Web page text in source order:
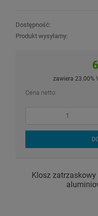
Dostępność:
Produkt wysyłamy:
zawiera 23.00%
Cena netto:
Klosz